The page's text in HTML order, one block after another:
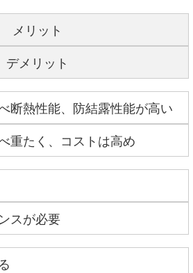
メリット
デメリット
断熱性能、防結露性能が高い
重たく、コストは高め
スが必要